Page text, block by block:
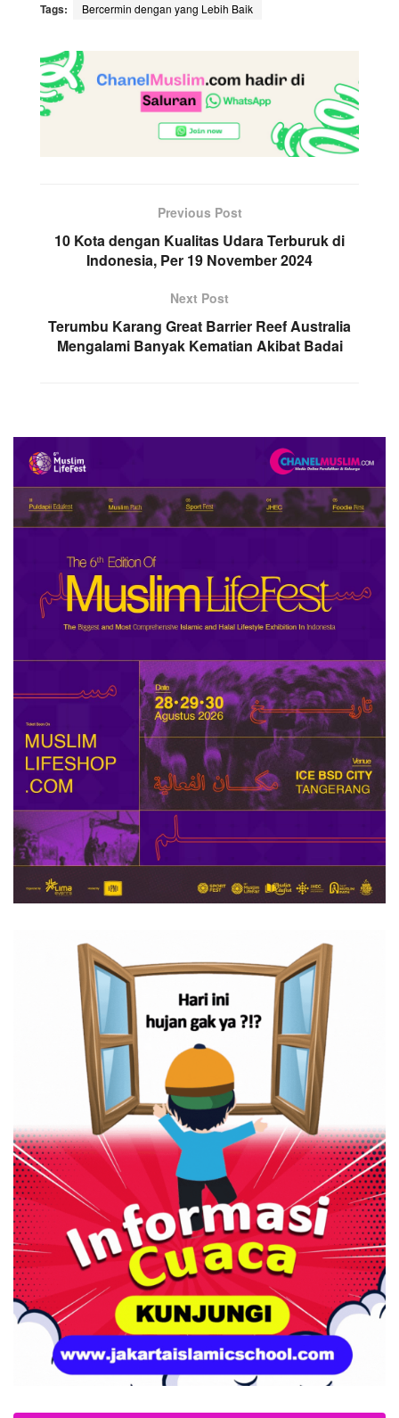
Tags: Bercermin dengan yang Lebih Baik
Previous Post
10 Kota dengan Kualitas Udara Terburuk di
Indonesia, Per 19 November 2024
Next Post
Terumbu Karang Great Barrier Reef Australia
Mengalami Banyak Kematian Akibat Badai